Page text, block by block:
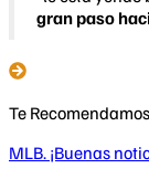
gran paso
Te Recomendamos
MLB. ¡Buenas